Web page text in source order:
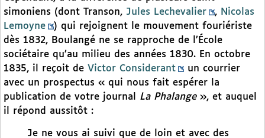
simoniens (dont Transon, Jules Lechevalier , Nicolas
Lemoyne
) qui rejoignent le mouvement fouriériste
dès 1832, Boulangé ne se rapproche de l’École
sociétaire qu’au milieu des années 1830. En octobre
1835, il reçoit de Victor Considerant
un courrier
avec un prospectus « qui nous fait espérer la
publication de votre journal La Phalange», et auquel
il répond aussitôt :
Je ne vous ai suivi que de loin et avec des